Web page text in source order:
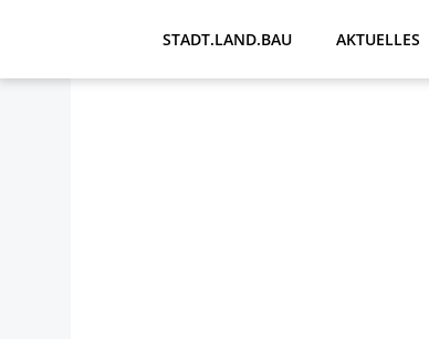
STADT.LAND.BAU AKTUELLES